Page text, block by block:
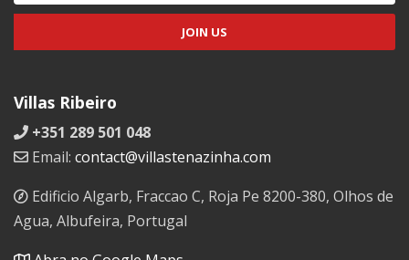
Villas Ribeiro
+351 289 501 048
Email: contact@villastenazinha.com
Edificio Algarb, Fraccao C, Roja Pe 8200-380, Olhos de
Agua, Albufeira, Portugal